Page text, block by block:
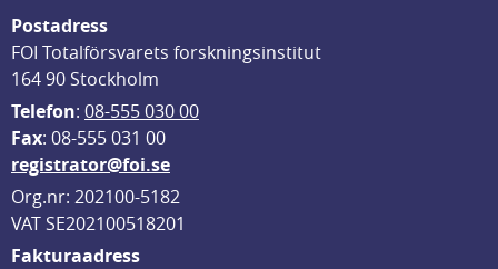
Postadress
FOI Totalförsvarets forskningsinstitut
164 90 Stockholm
Telefon: 08-555 030 00
Fax: 08-555 031 00
registrator@foi.se
Org.nr: 202100-5182
VAT SE202100518201
Fakturaadress